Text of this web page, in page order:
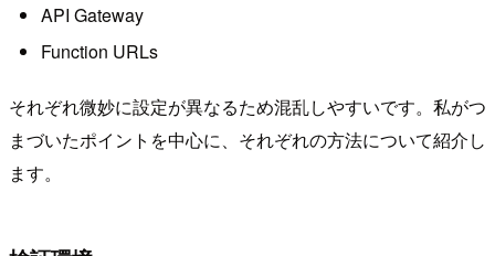
API Gateway
Function URLs
それぞれ微妙に設定が異なるため混乱しやすいです。私がつ
まづいたポイントを中心に、それぞれの方法について紹介し
ます。